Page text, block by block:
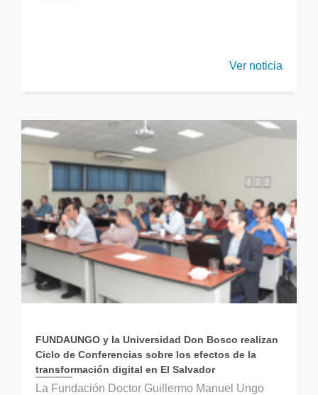
Ver noticia
FUNDAUNGO y la Universidad Don Bosco realizan
Ciclo de Conferencias sobre los efectos de la
transformación digital en El Salvador
La Fundación Doctor Guillermo Manuel Ungo